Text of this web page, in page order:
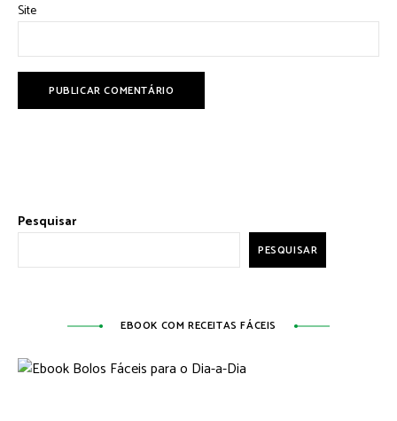
Site
Pesquisar
PESQUISAR
EBOOK COM RECEITAS FÁCEIS